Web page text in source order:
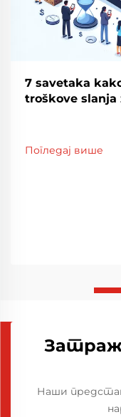
7 savetaka
troškove slanja
Погледај више
Наши